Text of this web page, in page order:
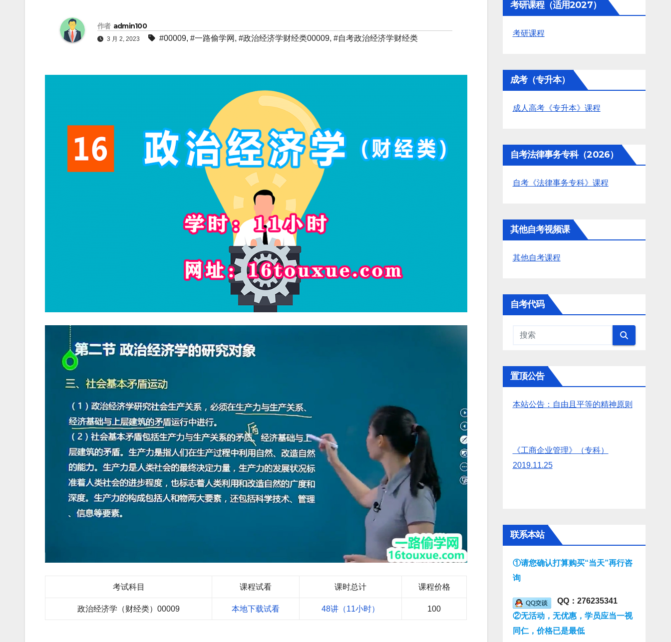
作者 admin100
3 月 2, 2023 #00009, #一路偷学网 , #政治经济学财经类00009, #自考政治经济学财经类
考试科目 课程试看 课时总计 课程价格
政治经济学（财经类）00009 本地下载试看 48讲（11小时） 100
考研课程（适用2027）
考研课程
成考（专升本）
成人高考《专升本》课程
自考法律事务专科（2026）
自考《法律事务专科》课程
其他自考视频课
其他自考课程
自考代码
置顶公告
本站公告：自由且平等的精神原则
《工商企业管理》（专科）
2019.11.25
联系本站
①请您确认打算购买“当天”再行咨
询
QQ：276235341
②无活动，无优惠，学员应当一视
同仁，价格已是最低